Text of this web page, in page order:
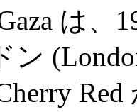
は
ン